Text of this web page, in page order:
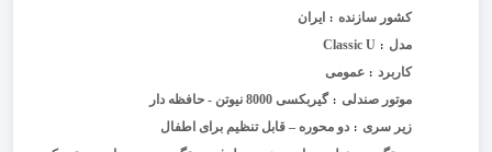
کشور سازنده : ایران
مدل :
Classic U
کاربرد : عمومی
موتور صندلی : گیربکسی 8000 نیوتن - حافظه دار
زیر سری : دو محوره – قابل تنظیم برای اطفال